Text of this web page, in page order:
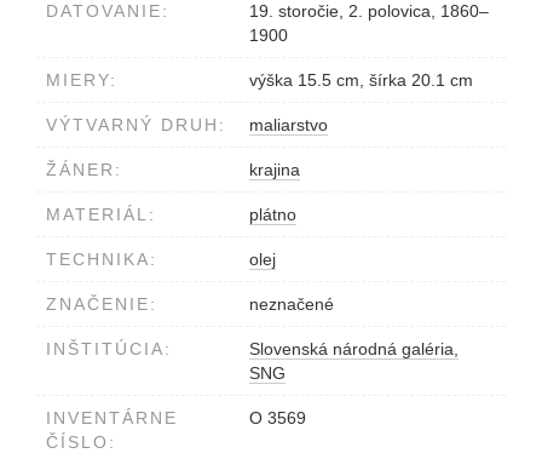
DATOVANIE:
19. storočie, 2. polovica, 1860–
1900
MIERY: výška 15.5 cm, šírka 20.1 cm
VÝTVARNÝ DRUH: maliarstvo
ŽÁNER: krajina
MATERIÁL: plátno
TECHNIKA: olej
ZNAČENIE: neznačené
INŠTITÚCIA:
Slovenská národná galéria,
SNG
INVENTÁRNE
ČÍSLO:
O 3569